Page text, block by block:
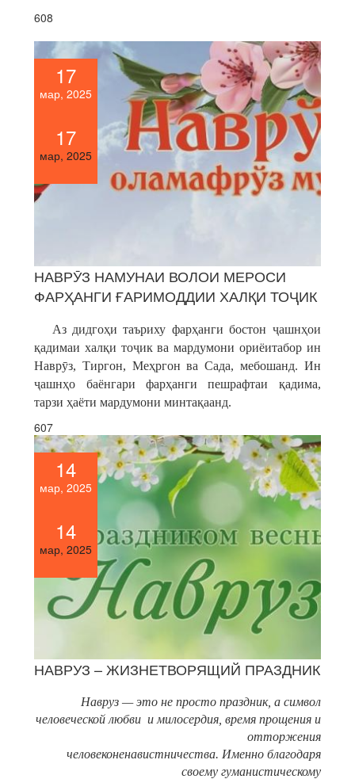
608
17
мар, 2025
17
мар, 2025
НАВРӮЗ НАМУНАИ ВОЛОИ МЕРОСИ
ФАРҲАНГИ ҒАРИМОДДИИ ХАЛҚИ ТОҶИК
Аз дидгоҳи таъриху фарҳанги бостон ҷашнҳои
қадимаи халқи тоҷик ва мардумони ориёитабор ин
Наврӯз, Тиргон, Меҳргон ва Сада, мебошанд. Ин
ҷашнҳо баёнгари фарҳанги пешрафтаи қадима,
тарзи ҳаёти мардумони минтақаанд.
607
14
мар, 2025
14
мар, 2025
НАВРУЗ – ЖИЗНЕТВОРЯЩИЙ ПРАЗДНИК
Навруз — это не просто праздник, а символ
человеческой любви и милосердия, время прощения и
отторжения
человеконенавистничества. Именно благодаря
своему гуманистическому